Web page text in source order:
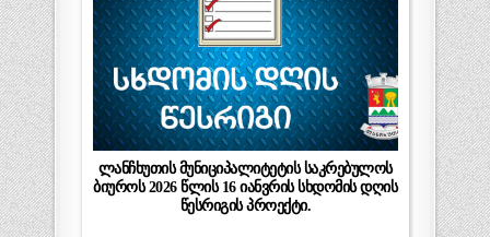
ლანჩხუთის მუნიციპალიტეტის საკრებულოს
ბიუროს 2026 წლის 16 იანვრის სხდომის დღის
წესრიგის პროექტი.